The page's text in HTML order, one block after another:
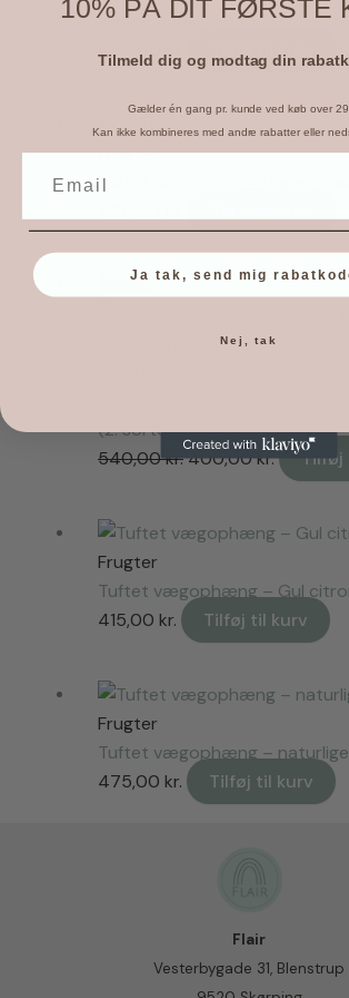
gyldne nuancer
490,00kr. Tilføj til kurv
Frugter
Tuftet citronskive – Varme
Tilbud!
(2. sortering)
540,00kr.Den
var:
400,00kr.Den
aktuelle
er:
Frugter
Tuftet vægophæng – Gul
415,00 kr. Tilføj til kurv
Frugter
Tuftet vægophæng –
475,00 kr. Tilføj til kurv
Flair
Vesterbygade 31, Blenstrup
10% PÅ DIT FØRSTE
Tilmeld dig og modtag din
Gælder én gang pr. kunde ved køb over
Kan ikke kombineres med andre rabatter eller
Ja tak, send mig
Nej, tak